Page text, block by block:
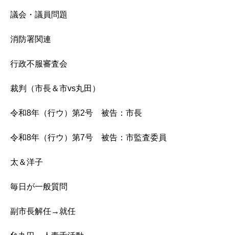
議会・議員問題
消防署関連
行政不服審査会
裁判（市長＆市vs丸田）
令和8年（行ウ）第2号 被告：市長
令和8年（行ウ）第7号 被告：市監査委員
太＆洋子
毎日が一般質問
副市長解任→就任